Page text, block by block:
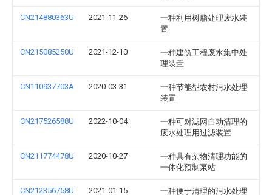
CN214880363U 2021-11-26
一种利用树脂处理废水装
置
CN215085250U 2021-12-10
一种建筑工程废水集中处
理装置
CN110937703A 2020-03-31
一种节能型农村污水处理
装置
CN217526588U 2022-10-04
一种可对滤网自动清理的
废水处理用过滤装置
CN211774478U 2020-10-27
一种具有杂物清理功能的
一体化预制泵站
CN212356758U 2021-01-15
一种便于清理的污水处理